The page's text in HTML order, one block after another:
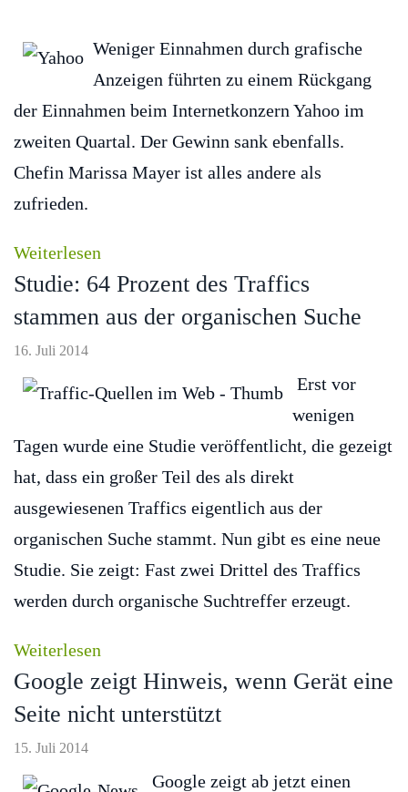
Weniger Einnahmen durch grafische
Anzeigen führten zu einem Rückgang
der Einnahmen beim Internetkonzern Yahoo im
zweiten Quartal. Der Gewinn sank ebenfalls.
Chefin Marissa Mayer ist alles andere als
zufrieden.
Weiterlesen
Studie: 64 Prozent des Traffics
stammen aus der organischen Suche
16. Juli 2014
Erst vor
wenigen
Tagen wurde eine Studie veröffentlicht, die gezeigt
hat, dass ein großer Teil des als direkt
ausgewiesenen Traffics eigentlich aus der
organischen Suche stammt. Nun gibt es eine neue
Studie. Sie zeigt: Fast zwei Drittel des Traffics
werden durch organische Suchtreffer erzeugt.
Weiterlesen
Google zeigt Hinweis, wenn Gerät eine
Seite nicht unterstützt
15. Juli 2014
Google zeigt ab jetzt einen